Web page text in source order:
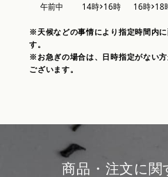
※天候などの事情により指定時間内
す。
※お急ぎの場合は、日時指定がない
ございます。
商品・注文に関